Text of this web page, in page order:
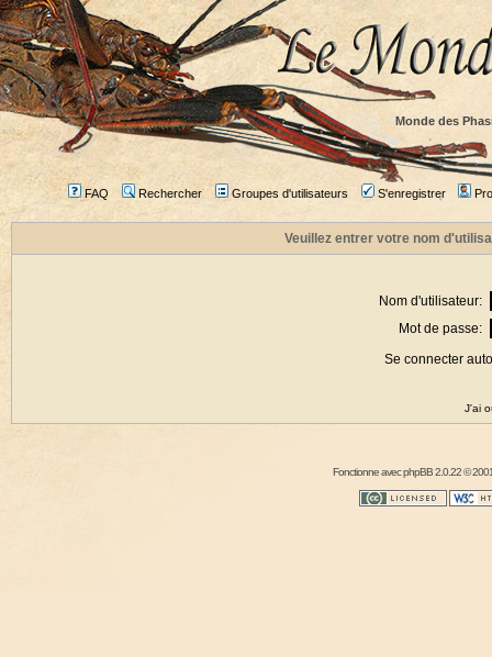
Monde des
FAQ Rechercher Groupes d'utilisateurs S'enregistrer
Veuillez entrer votre nom
Nom d'utilisateur:
Mot de passe:
Se connecter
J'ai
Fonctionne avecphpBB2.0.22 ©